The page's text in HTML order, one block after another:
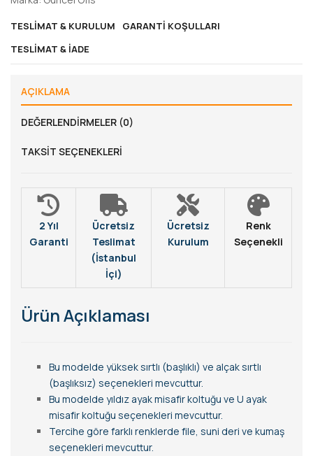
TESLIMAT & KURULUM
GARANTI KOŞULLARI
TESLIMAT & İADE
AÇIKLAMA
DEĞERLENDIRMELER (0)
TAKSIT SEÇENEKLERI
2 Yıl
Garanti
Ücretsiz
Teslimat
(İstanbul
İçi)
Ücretsiz
Kurulum
Renk
Seçenekli
Ürün Açıklaması
Bu modelde yüksek sırtlı (başlıklı) ve alçak sırtlı
(başlıksız) seçenekleri mevcuttur.
Bu modelde yıldız ayak misafir koltuğu ve U ayak
misafir koltuğu seçenekleri mevcuttur.
Tercihe göre farklı renklerde file, suni deri ve kumaş
seçenekleri mevcuttur.